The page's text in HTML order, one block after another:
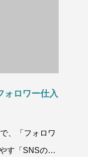
ォロワー仕入
、「フォロワ
す「SNSのフ